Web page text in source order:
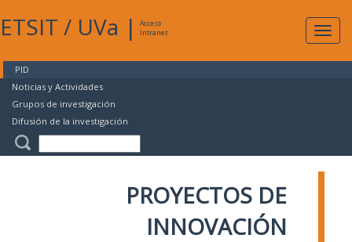
ETSIT / UVa |
Acceso
Intranet
PID
Noticias y Actividades
Grupos de investigación
Difusión de la investigación
PROYECTOS DE
INNOVACIÓN